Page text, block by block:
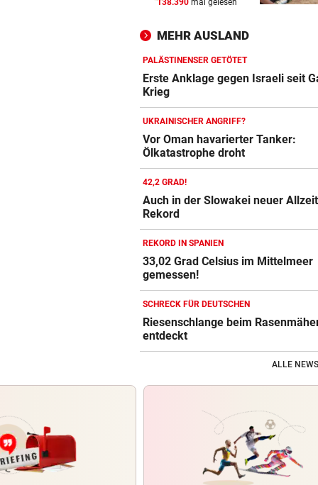
KEIN ARSENAL-WECHSEL vor
Madrid bis 2032
UKRAINISCHER ANGRIFF? vor 6
Vor Oman havarierter Tanker:
Ölkatastrophe droht
„VERSTEHE ICH NICHT“
ÖFB-Kicker Wimmer packt
Morddrohungen aus
138.390 mal gelesen
MEHR AUSLAND
PALÄSTINENSER GETÖTET
Erste Anklage gegen Israeli seit
Krieg
UKRAINISCHER ANGRIFF?
Vor Oman havarierter Tanker:
Ölkatastrophe droht
42,2 GRAD!
Auch in der Slowakei neuer
Rekord
REKORD IN SPANIEN
33,02 Grad Celsius im Mittelmeer
gemessen!
SCHRECK FÜR DEUTSCHEN
Riesenschlange beim
entdeckt
ALLE